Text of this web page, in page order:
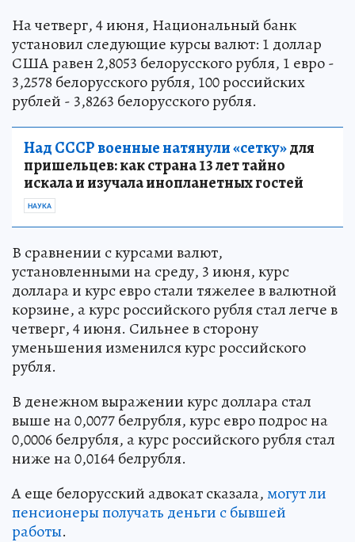
На четверг, 4 июня, Национальный банк
установил следующие курсы валют: 1 доллар
США равен 2,8053 белорусского рубля, 1 евро -
3,2578 белорусского рубля, 100 российских
рублей - 3,8263 белорусского рубля.
Над СССР военные натянули «сетку»для
пришельцев: как страна 13 лет тайно
искала и изучала инопланетных гостей
НАУКА
В сравнении с курсами валют,
установленными на среду, 3 июня, курс
доллара и курс евро стали тяжелее в валютной
корзине, а курс российского рубля стал легче в
четверг, 4 июня. Сильнее в сторону
уменьшения изменился курс российского
рубля.
В денежном выражении курс доллара стал
выше на 0,0077 белрубля, курс евро подрос на
0,0006 белрубля, а курс российского рубля стал
ниже на 0,0164 белрубля.
А еще белорусский адвокат сказала,могут ли
пенсионеры получать деньги с бывшей
работы.